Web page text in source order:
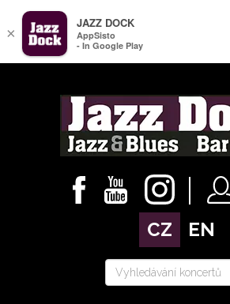
CZ EN
×
JAZZ DOCK
AppSisto
- In Google Play